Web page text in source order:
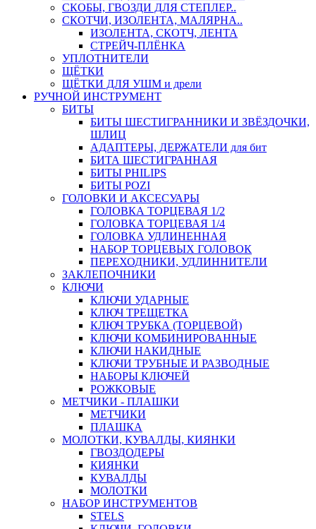
СКОБЫ, ГВОЗДИ ДЛЯ СТЕПЛЕР..
СКОТЧИ, ИЗОЛЕНТА, МАЛЯРНА..
ИЗОЛЕНТА, СКОТЧ, ЛЕНТА
СТРЕЙЧ-ПЛЁНКА
УПЛОТНИТЕЛИ
ЩЁТКИ
ЩЁТКИ ДЛЯ УШМ и дрели
РУЧНОЙ ИНСТРУМЕНТ
БИТЫ
БИТЫ ШЕСТИГРАННИКИ И ЗВЁЗДОЧКИ,
ШЛИЦ
АДАПТЕРЫ, ДЕРЖАТЕЛИ для бит
БИТА ШЕСТИГРАННАЯ
БИТЫ PHILIPS
БИТЫ POZI
ГОЛОВКИ И АКСЕСУАРЫ
ГОЛОВКА ТОРЦЕВАЯ 1/2
ГОЛОВКА ТОРЦЕВАЯ 1/4
ГОЛОВКА УДЛИНЕННАЯ
НАБОР ТОРЦЕВЫХ ГОЛОВОК
ПЕРЕХОДНИКИ, УДЛИННИТЕЛИ
ЗАКЛЕПОЧНИКИ
КЛЮЧИ
КЛЮЧИ УДАРНЫЕ
КЛЮЧ ТРЕЩЕТКА
КЛЮЧ ТРУБКА (ТОРЦЕВОЙ)
КЛЮЧИ КОМБИНИРОВАННЫЕ
КЛЮЧИ НАКИДНЫЕ
КЛЮЧИ ТРУБНЫЕ И РАЗВОДНЫЕ
НАБОРЫ КЛЮЧЕЙ
РОЖКОВЫЕ
МЕТЧИКИ - ПЛАШКИ
МЕТЧИКИ
ПЛАШКА
МОЛОТКИ, КУВАЛДЫ, КИЯНКИ
ГВОЗДОДЕРЫ
КИЯНКИ
КУВАЛДЫ
МОЛОТКИ
НАБОР ИНСТРУМЕНТОВ
STELS